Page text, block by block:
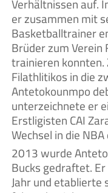
er zusammen mit
Basketballtrainer
Brüder zum
trainieren
Filathlitikos in die
Antetokounmpo
unterzeichnete er
Erstligisten CAI
Wechsel in die
2013 wurde
Bucks gedraftet.
Jahr und etablierte